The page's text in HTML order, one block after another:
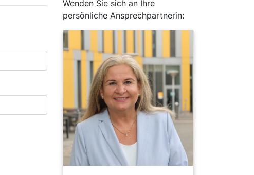
Wenden Sie sich an Ihre
persönliche Ansprechpartnerin: